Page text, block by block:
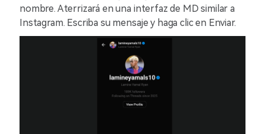
nombre. Aterrizará en una interfaz de MD similar a
Instagram. Escriba su mensaje y haga clic en Enviar.